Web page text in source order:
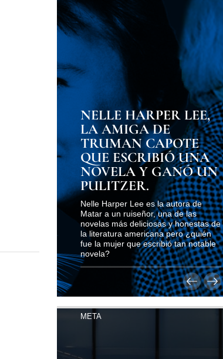
NELLE HARPER LEE,
LA AMIGA DE
TRUMAN CAPOTE
QUE ESCRIBIÓ UNA
NOVELA Y GANÓ UN
PULITZER.
Nelle Harper Lee es la autora de
Matar a un ruiseñor, una de las
novelas más deliciosas y honestas de
la literatura americana pero ¿quién
fue la mujer que escribió tan notable
novela?
META